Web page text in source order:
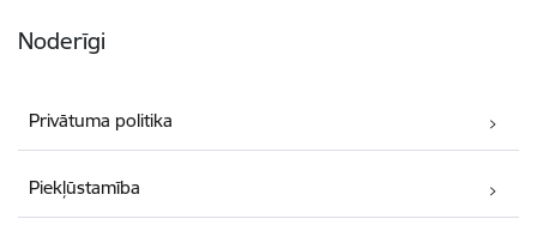
Noderīgi
Privātuma politika
Piekļūstamība